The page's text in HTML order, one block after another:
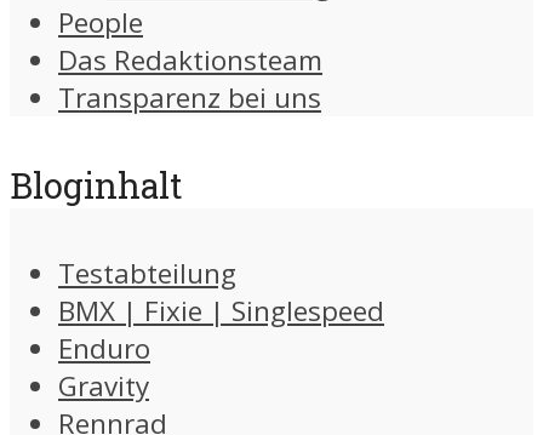
People
Das Redaktionsteam
Transparenz bei uns
Bloginhalt
Testabteilung
BMX | Fixie | Singlespeed
Enduro
Gravity
Rennrad